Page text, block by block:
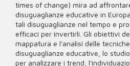
times of change) mira ad
disuguaglianze educative in
tali disuguaglianze nel tempo e
efficaci per invertirli. Gli obiettivi
mappatura e l'analisi delle
disuguaglianze educative, lo
per analizzare i trend,